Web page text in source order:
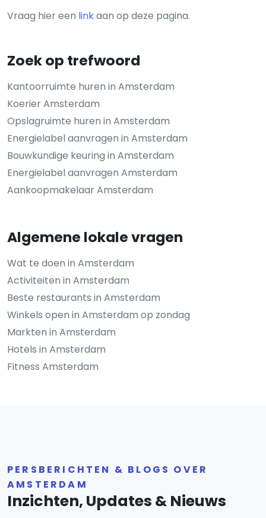
Vraag hier een linkaan op deze pagina.
Zoek op trefwoord
Kantoorruimte huren in Amsterdam
Koerier Amsterdam
Opslagruimte huren in Amsterdam
Energielabel aanvragen in Amsterdam
Bouwkundige keuring in Amsterdam
Energielabel aanvragen Amsterdam
Aankoopmakelaar Amsterdam
Algemene lokale vragen
Wat te doen in Amsterdam
Activiteiten in Amsterdam
Beste restaurants in Amsterdam
Winkels open in Amsterdam op zondag
Markten in Amsterdam
Hotels in Amsterdam
Fitness Amsterdam
PERSBERICHTEN & BLOGS OVER
AMSTERDAM
Inzichten, Updates & Nieuws